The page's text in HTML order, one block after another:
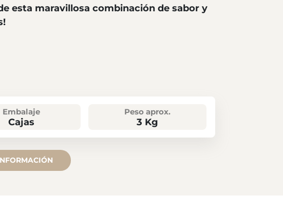
esta maravillosa combinación de sabor y
Embalaje
Cajas
Peso aprox.
3 Kg